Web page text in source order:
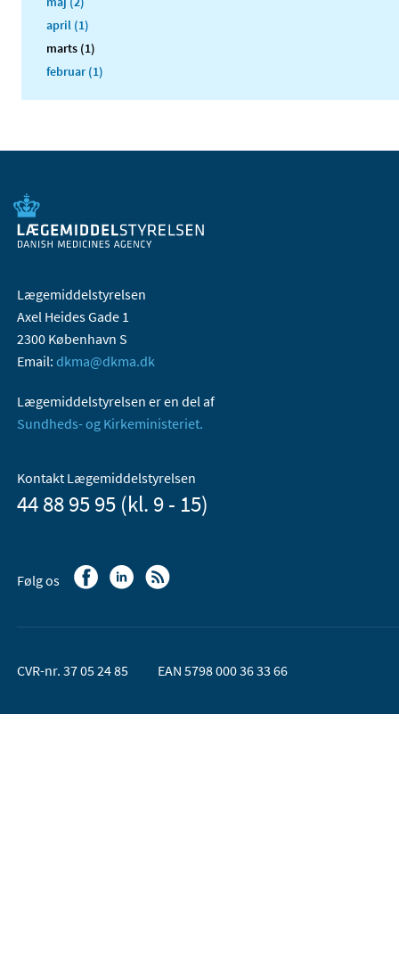
april (1)
marts (1)
februar (1)
Lægemiddelstyrelsen
Axel Heides Gade 1
2300 København S
Email: dkma@dkma.dk
Lægemiddelstyrelsen er en del af
Sundheds- og Kirkeministeriet.
Kontakt Lægemiddelstyrelsen
44 88 95 95 (kl. 9 - 15)
Følg os
CVR-nr. 37 05 24 85 EAN 5798 000 36 33 66